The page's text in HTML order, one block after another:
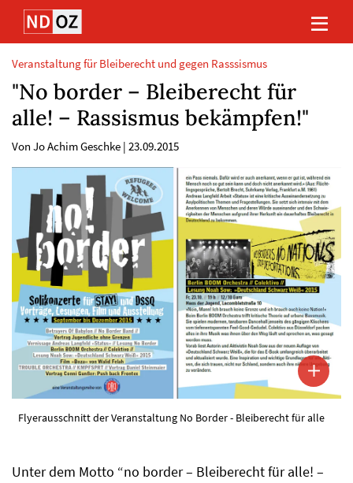
Direkt
Inhalt
(Eingabetaste)
Direkt
Hauptmenu
(Eingabetaste)
Direkt
Suche
(Eingabetaste)
Direkt
Footer
(Eingabetaste)
Veranstaltung für Bleiberecht und gegen Rasssismus
"No border – Bleiberecht für
alle! – Rassismus bekämpfen!"
Von Jo Achim Geschke | 23.09.2015
Flyerausschnitt der Veranstaltung No Border - Bleiberecht für alle
Unter dem Motto “no border – Bleiberecht für alle! –